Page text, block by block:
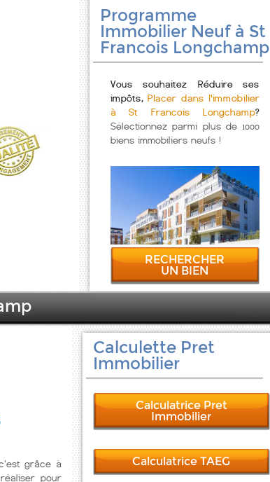
Programme
Immobilier Neuf à St
Francois Longchamp
Vous souhaitez Réduire ses
impôts,Placer dans l'immobilier
à St Francois Longchamp?
Sélectionnez parmi plus de 1000
biens immobiliers neufs !
RECHERCHER
UN BIEN
grâce à
pour
Calculette Pret
Immobilier
Calculatrice Pret
Immobilier
Calculatrice TAEG